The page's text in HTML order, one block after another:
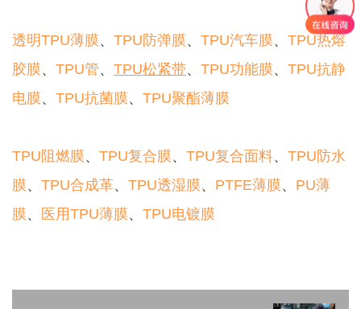
透明TPU薄膜、 TPU防弹膜、 TPU汽车膜、 TPU热熔
胶膜、 TPU管、 TPU松紧带、 TPU功能膜、 TPU抗静
电膜、 TPU抗菌膜、 TPU聚酯薄膜
TPU阻燃膜、 TPU复合膜、 TPU复合面料、 TPU防水
膜、 TPU合成革、 TPU透湿膜、 PTFE薄膜、 PU薄
膜、 医用TPU薄膜、 TPU电镀膜